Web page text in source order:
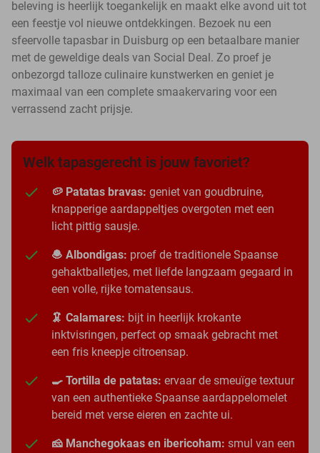
beleving is heerlijk toegankelijk en maakt elke avond uit tot
een feestje vol nieuwe ontdekkingen. Bezoek nu een
sfeervolle tapasbar in Duisburg op een betaalbare manier
met de geweldige deals van Social Deal. Zo proef je
onbezorgd talloze culinaire kunstwerken en geniet je
maximaal van een complete smaakervaring voor een
verrassend zacht prijsje.
Welk tapasgerecht is jouw favoriet?
🥔 Patatas bravas: geniet van goudbruine,
knapperige aardappeltjes overgoten met een
licht pittig sausje.
🧆 Albondigas: proef de traditionele Spaanse
gehaktballetjes, met liefde langzaam gegaard in
een volle, rijke tomatensaus.
🦑 Calamares: bijt in heerlijk krokante
inktvisringen, perfect op smaak gebracht met
een fris kneepje citroensap.
🍳 Tortilla de patatas: ervaar de smeuïge textuur
van een authentieke Spaanse aardappelomelet
bereid met verse eieren en zachte ui.
🧀 Manchegokaas en ibericoham: smul van een